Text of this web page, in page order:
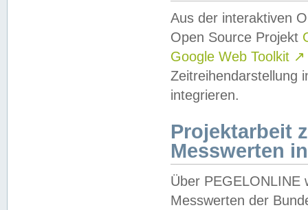
Aus der interaktiven
Open Source Projekt
Google Web Toolkit ↗
Zeitreihendarstellung
integrieren.
Projektarbeit
Messwerten
Über PEGELONLINE
Messwerten der